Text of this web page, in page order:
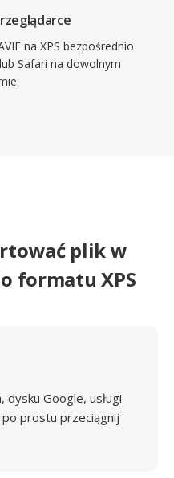
na XPS bezpośrednio
Safari na dowolnym
plik w
formatu XPS
Google, usługi
prostu przeciągnij